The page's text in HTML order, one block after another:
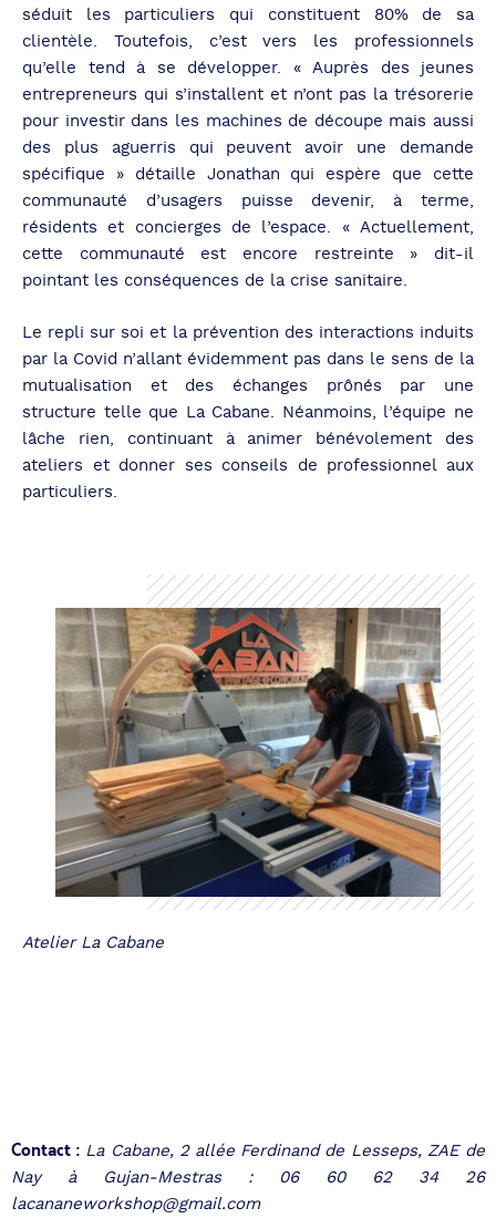
séduit les particuliers qui constituent 80% de sa
clientèle. Toutefois, c’est vers les professionnels
qu’elle tend à se développer. « Auprès des jeunes
entrepreneurs qui s’installent et n’ont pas la trésorerie
pour investir dans les machines de découpe mais aussi
des plus aguerris qui peuvent avoir une demande
spécifique » détaille Jonathan qui espère que cette
communauté d’usagers puisse devenir, à terme,
résidents et concierges de l’espace. « Actuellement,
cette communauté est encore restreinte » dit-il
pointant les conséquences de la crise sanitaire.
Le repli sur soi et la prévention des interactions induits
par la Covid n’allant évidemment pas dans le sens de la
mutualisation et des échanges prônés par une
structure telle que La Cabane. Néanmoins, l’équipe ne
lâche rien, continuant à animer bénévolement des
ateliers et donner ses conseils de professionnel aux
particuliers.
Atelier La Cabane
Contact : La Cabane, 2 allée Ferdinand de Lesseps, ZAE de
Nay à Gujan-Mestras : 06 60 62 34 26
lacananeworkshop@gmail.com